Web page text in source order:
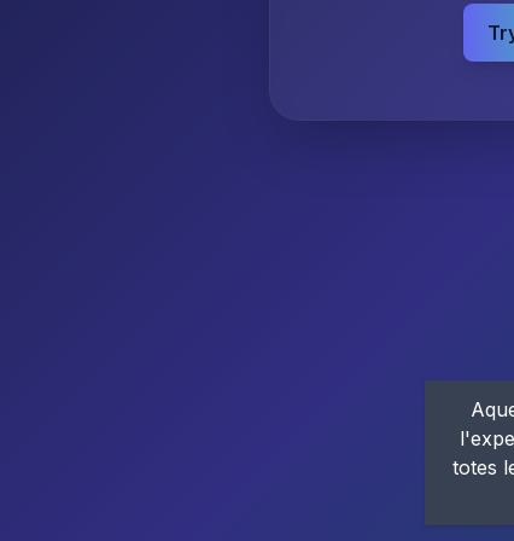
totes